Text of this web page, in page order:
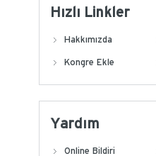
Hızlı Linkler
Hakkımızda
Kongre Ekle
Yardım
Online Bildiri